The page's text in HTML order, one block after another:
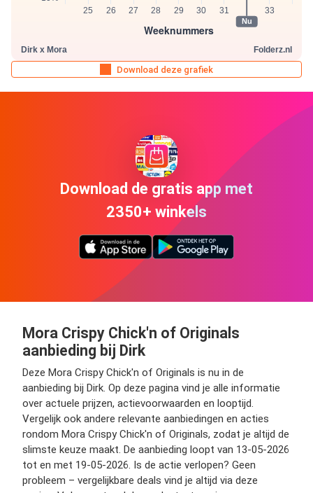
Download deze grafiek
Download de gratis app met
2350+ winkels
Mora Crispy Chick'n of Originals
aanbieding bij Dirk
Deze Mora Crispy Chick'n of Originals is nu in de
aanbieding bij Dirk. Op deze pagina vind je alle informatie
over actuele prijzen, actievoorwaarden en looptijd.
Vergelijk ook andere relevante aanbiedingen en acties
rondom Mora Crispy Chick'n of Originals, zodat je altijd de
slimste keuze maakt. De aanbieding loopt van 13-05-2026
tot en met 19-05-2026. Is de actie verlopen? Geen
probleem – vergelijkbare deals vind je altijd via deze